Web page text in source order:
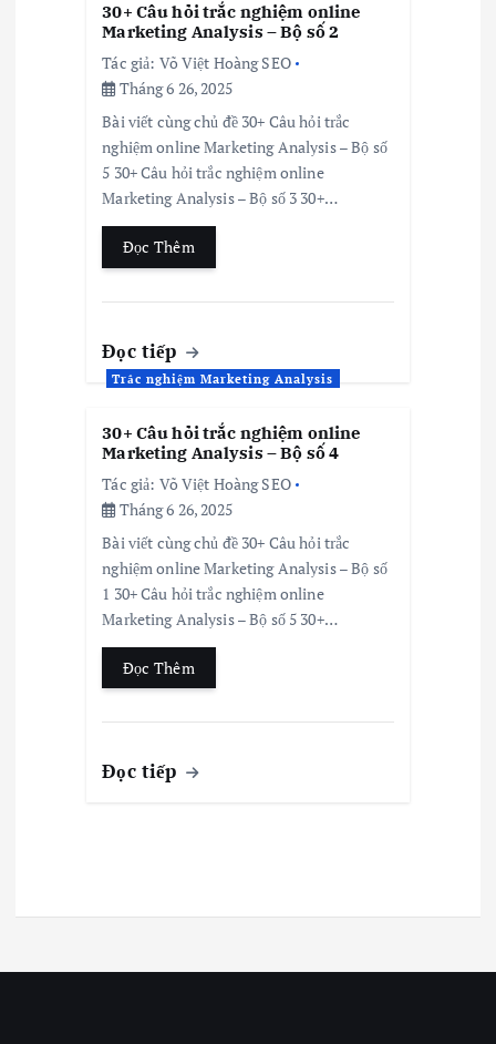
30+ Câu hỏi trắc nghiệm online
Marketing Analysis – Bộ số 2
Tác giả: Võ Việt Hoàng SEO
Tháng 6 26, 2025
Bài viết cùng chủ đề 30+ Câu hỏi trắc
nghiệm online Marketing Analysis – Bộ số
5 30+ Câu hỏi trắc nghiệm online
Marketing Analysis – Bộ số 3 30+…
Đọc Thêm
Đọc tiếp
Trắc nghiệm Marketing Analysis
30+ Câu hỏi trắc nghiệm online
Marketing Analysis – Bộ số 4
Tác giả: Võ Việt Hoàng SEO
Tháng 6 26, 2025
Bài viết cùng chủ đề 30+ Câu hỏi trắc
nghiệm online Marketing Analysis – Bộ số
1 30+ Câu hỏi trắc nghiệm online
Marketing Analysis – Bộ số 5 30+…
Đọc Thêm
Đọc tiếp